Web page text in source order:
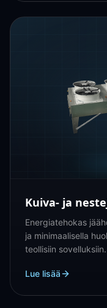
Kuiva- ja
Energiatehokas
ja minimaalisella
teollisiin sovelluksiin.
Lue lisää